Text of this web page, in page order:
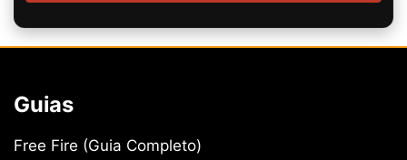
Guias
Free Fire (Guia Completo)